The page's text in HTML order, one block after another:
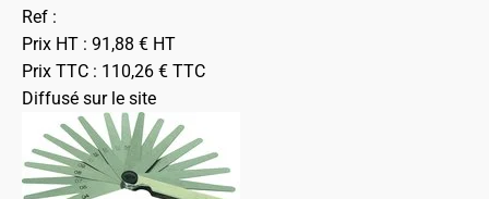
Ref :
Prix HT : 91,88 € HT
Prix TTC : 110,26 € TTC
Diffusé sur le site